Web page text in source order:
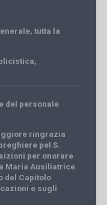
, tutta la
,
del personale
ringrazia
pel S.
per onorare
Maria Ausiliatrice
del Capitolo
e sugli